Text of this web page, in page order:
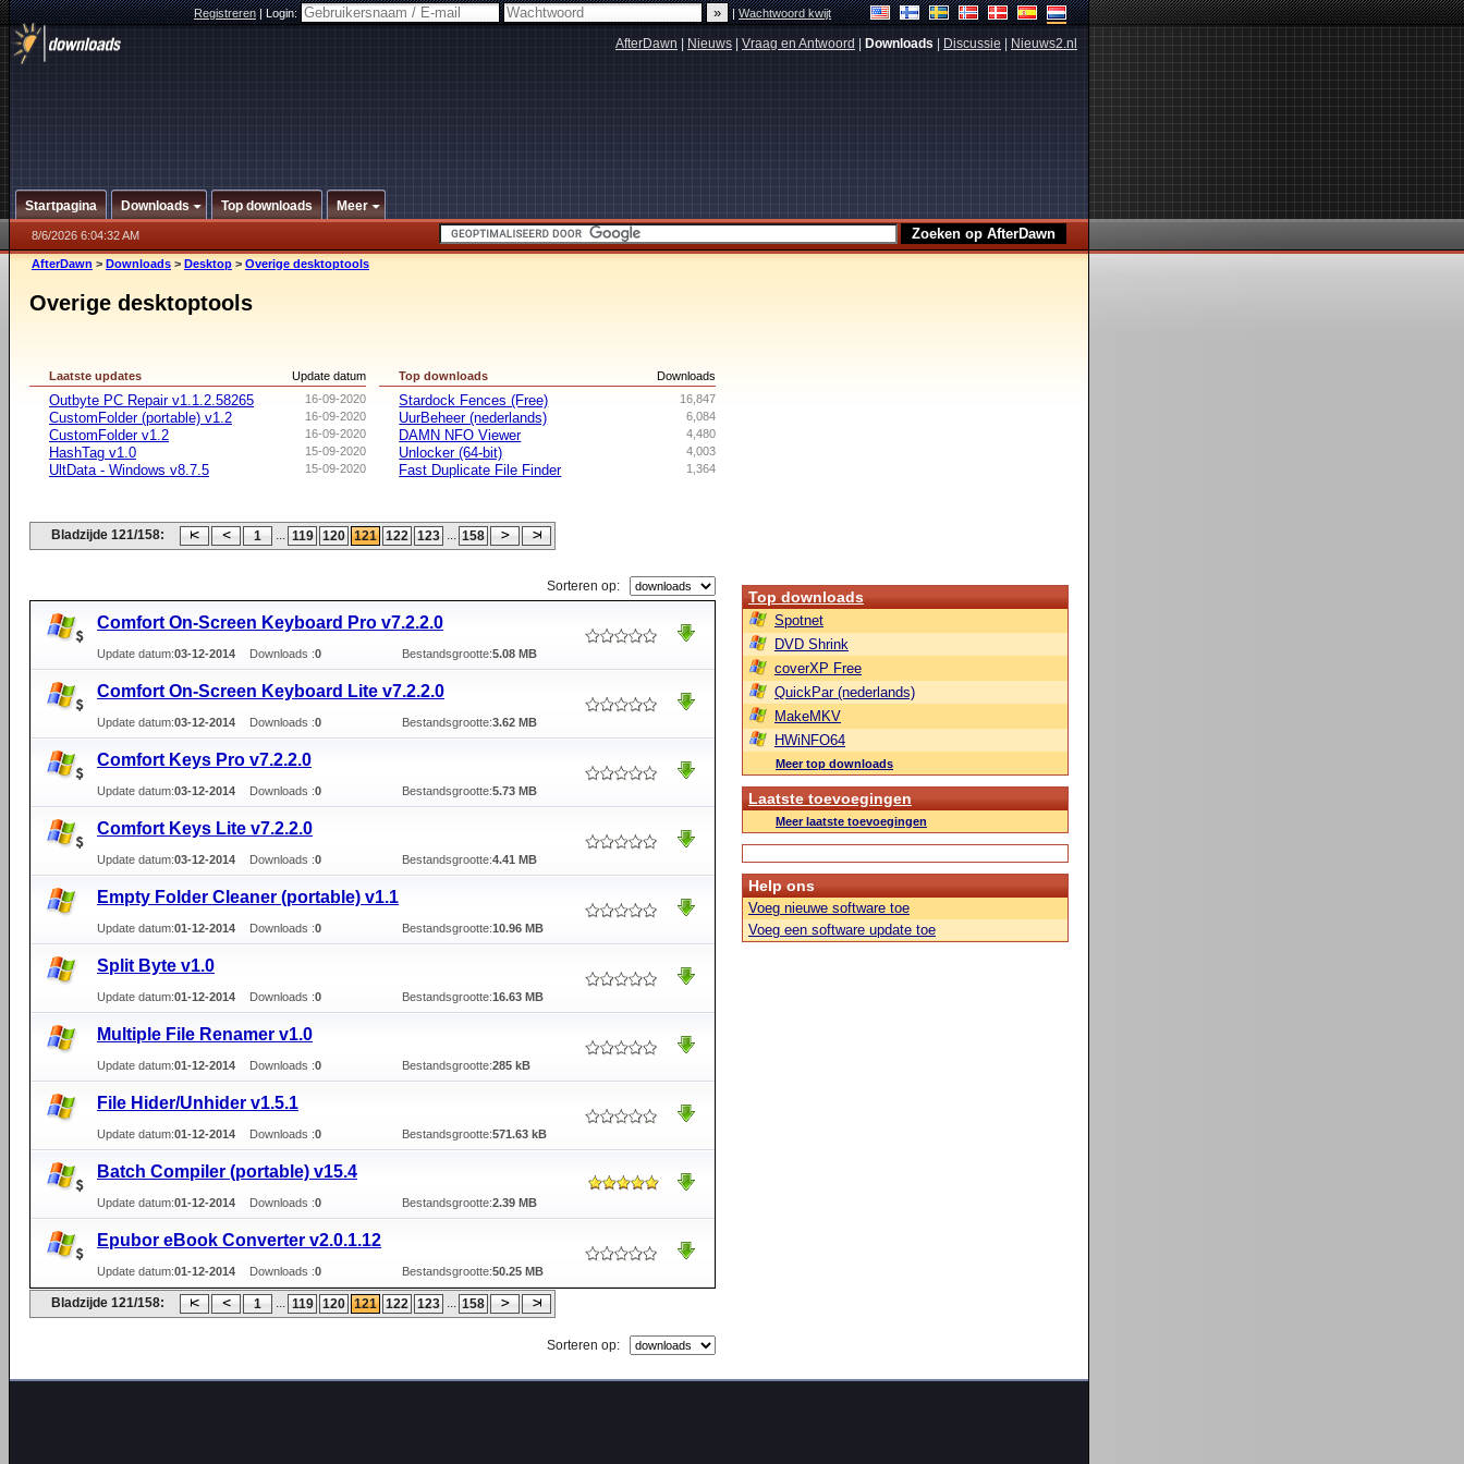
Registreren|Login: |Wachtwoord kwijt
AfterDawn Nieuws Vraag en Antwoord Downloads Discussie Nieuws2.nl
Startpagina Downloads Top downloads Meer
8/6/2026 6:04:32 AM
AfterDawn > Downloads > Desktop > Overige desktoptools
Overige desktoptools
Update datum
Laatste updates
16-09-2020
Outbyte PC Repair v1.1.2.58265
16-09-2020
CustomFolder (portable) v1.2
16-09-2020
CustomFolder v1.2
15-09-2020
HashTag v1.0
15-09-2020
UltData - Windows v8.7.5
Downloads
Top downloads
16,847
Stardock Fences (Free)
6,084
UurBeheer (nederlands)
4,480
DAMN NFO Viewer
4,003
Unlocker (64-bit)
1,364
Fast Duplicate File Finder
Bladzijde 121/158: 1 ... 119 120 121 122 123 ... 158
Sorteren op:
Comfort On-Screen Keyboard Pro v7.2.2.0
Update datum:03-12-2014 Downloads :0 Bestandsgrootte:5.08 MB
Comfort On-Screen Keyboard Lite v7.2.2.0
Update datum:03-12-2014 Downloads :0 Bestandsgrootte:3.62 MB
Comfort Keys Pro v7.2.2.0
Update datum:03-12-2014 Downloads :0 Bestandsgrootte:5.73 MB
Comfort Keys Lite v7.2.2.0
Update datum:03-12-2014 Downloads :0 Bestandsgrootte:4.41 MB
Empty Folder Cleaner (portable) v1.1
Update datum:01-12-2014 Downloads :0 Bestandsgrootte:10.96 MB
Split Byte v1.0
Update datum:01-12-2014 Downloads :0 Bestandsgrootte:16.63 MB
Multiple File Renamer v1.0
Update datum:01-12-2014 Downloads :0 Bestandsgrootte:285 kB
File Hider/Unhider v1.5.1
Update datum:01-12-2014 Downloads :0 Bestandsgrootte:571.63 kB
Batch Compiler (portable) v15.4
Update datum:01-12-2014 Downloads :0 Bestandsgrootte:2.39 MB
Epubor eBook Converter v2.0.1.12
Update datum:01-12-2014 Downloads :0 Bestandsgrootte:50.25 MB
Bladzijde 121/158: 1 ... 119 120 121 122 123 ... 158
Sorteren op:
Top downloads
Spotnet
DVD Shrink
coverXP Free
QuickPar (nederlands)
MakeMKV
HWiNFO64
Meer top downloads
Laatste toevoegingen
Meer laatste toevoegingen
Help ons
Voeg nieuwe software toe
Voeg een software update toe